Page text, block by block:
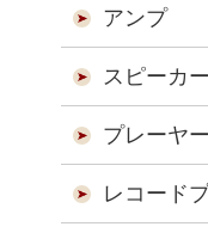
アンプ
スピーカー
プレーヤー
レコード